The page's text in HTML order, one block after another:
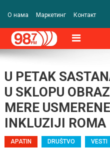
О нама Маркетинг Контакт
U PETAK
U SKLOPU
MERE
INKLUZIJI ROMA
APATIN DRUŠTVO VESTI